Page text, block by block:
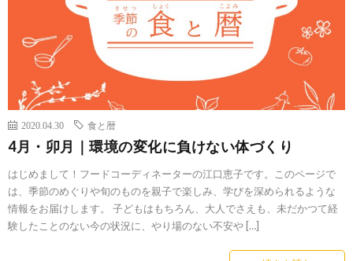
2020.04.30 食と暦
4月・卯月｜環境の変化に負けない体づくり
はじめまして！フードコーディネーターの江口恵子です。このページで
は、季節のめぐりや旬のものを親子で楽しみ、学びを深められるような
情報をお届けします。 子どもはもちろん、大人でさえも、未だかつて経
験したことのない今の状況に、やり場のない不安や […]